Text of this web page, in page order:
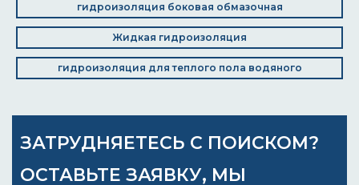
гидроизоляция боковая обмазочная
Жидкая гидроизоляция
гидроизоляция для теплого пола водяного
ЗАТРУДНЯЕТЕСЬ С ПОИСКОМ?
ОСТАВЬТЕ ЗАЯВКУ, МЫ